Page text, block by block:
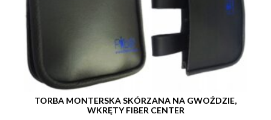
TORBA MONTERSKA SKÓRZANA NA GWOŹDZIE,
WKRĘTY FIBER CENTER